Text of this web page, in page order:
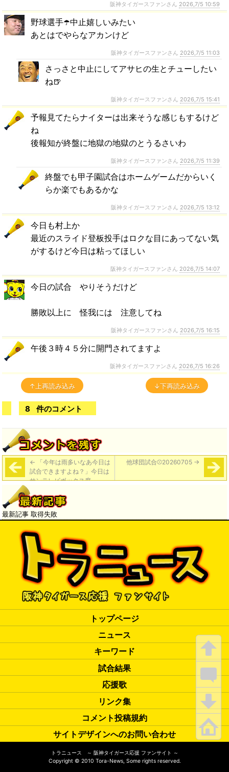
阪神タイガースファンさん 2026,7/5 10:59
野球選手☂️中止嬉しいみたい
あとはでやらなアカンけど
阪神タイガースファンさん 2026,7/5 11:03
さっさと中止にしてアサヒの生とチューしたい
ね🍺
阪神タイガースファンさん 2026,7/5 15:41
予報見てたらナイターは出来そうな感じもするけど
ね
後報知が終盤に地獄の地獄のとうるさいわ
阪神タイガースファンさん 2026,7/5 11:39
終盤でも甲子園試合はホームゲームだからいく
らか楽でもあるかな
阪神タイガースファンさん 2026,7/5 13:12
今日も村上か
最近のスライド登板投手はロクな目にあってない気
がするけど今日は粘ってほしい
阪神タイガースファンさん 2026,7/5 14:07
今日の試合 やりそうだけど
勝敗以上に 怪我には 注意してね
阪神タイガースファンさん 2026,7/5 16:15
午後３時４５分に開門されてますよ
阪神タイガースファンさん 2026,7/5 16:26
↑上再読み込み ↓下再読み込み
8 件のコメント
← 「今年は雨多いなあ今日は
試合できますよね？」今日は
サンテレビボックス席
他球団試合⚾️20260705 →
最新記事 取得失敗
トップページ
ニュース
キーワード
試合結果
応援歌
リンク集
コメント投稿規約
サイトデザインへのお問い合わせ
トラニュース ～ 阪神タイガース応援 ファンサイト ～
Copyright © 2010 Tora-News, Some rights reserved.